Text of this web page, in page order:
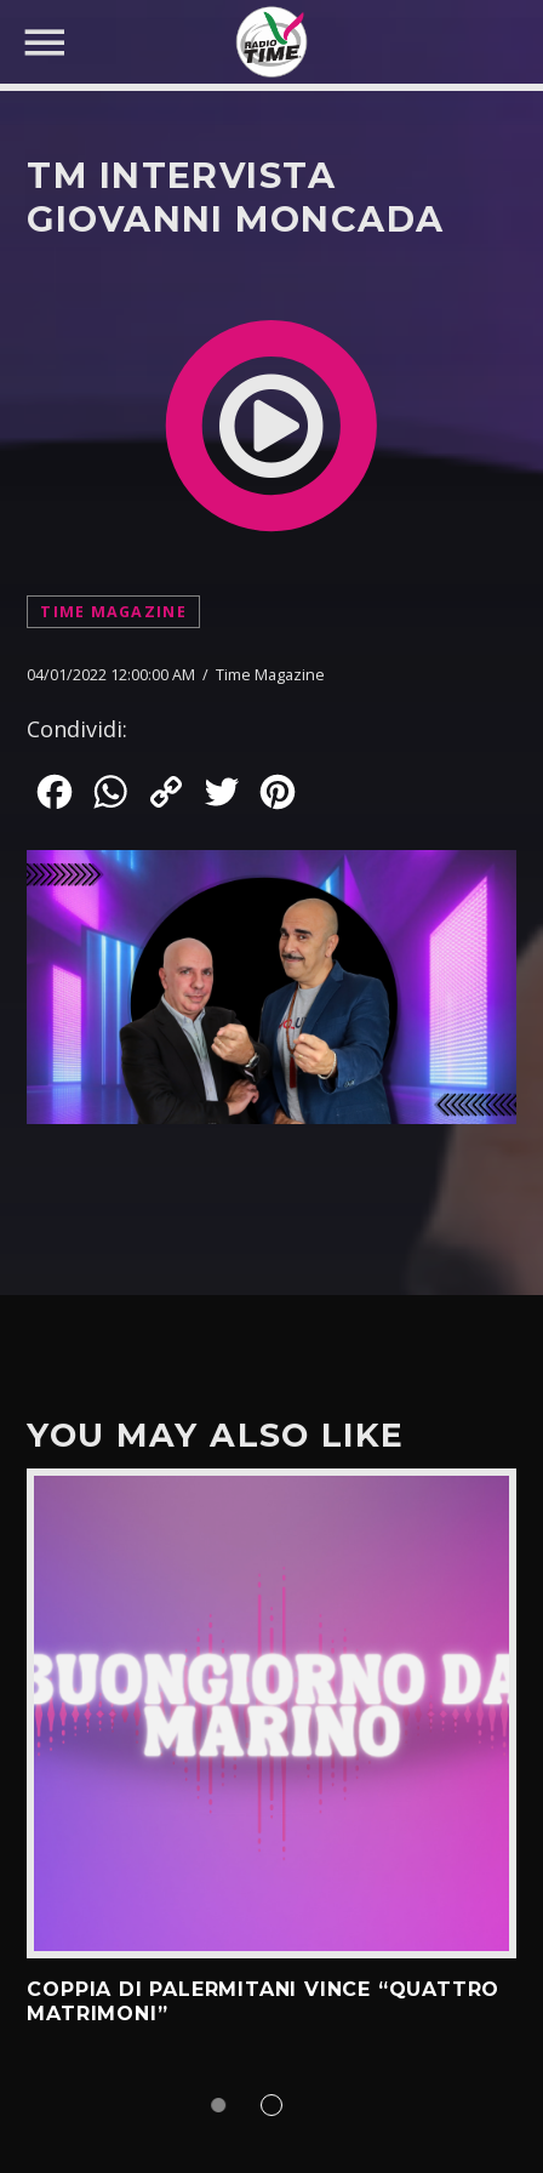
TM INTERVISTA
GIOVANNI MONCADA
TIME MAGAZINE
04/01/2022 12:00:00 AM / Time Magazine
Condividi:
FacebookWhatsApp
Copy
Twitter
YOU MAY ALSO LIKE
COPPIA DI PALERMITANI VINCE “QUATTRO
MATRIMONI”